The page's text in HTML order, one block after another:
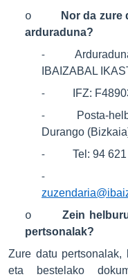
o
Nor da zure
arduraduna?
-
IBAIZABAL
- IFZ:
-
Posta-
Durango
- Tel: 94
oZein
pertsonalak?
Zure datu pertsonalak,
eta bestelako